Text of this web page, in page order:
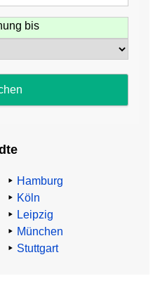
bis
Hamburg
Köln
Leipzig
München
Stuttgart